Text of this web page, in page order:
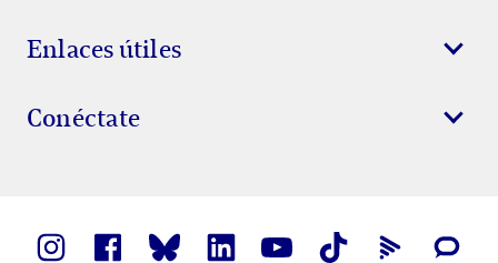
Enlaces útiles
Conéctate